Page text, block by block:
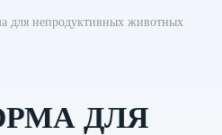
для непродуктивных животных
ДЛЯ